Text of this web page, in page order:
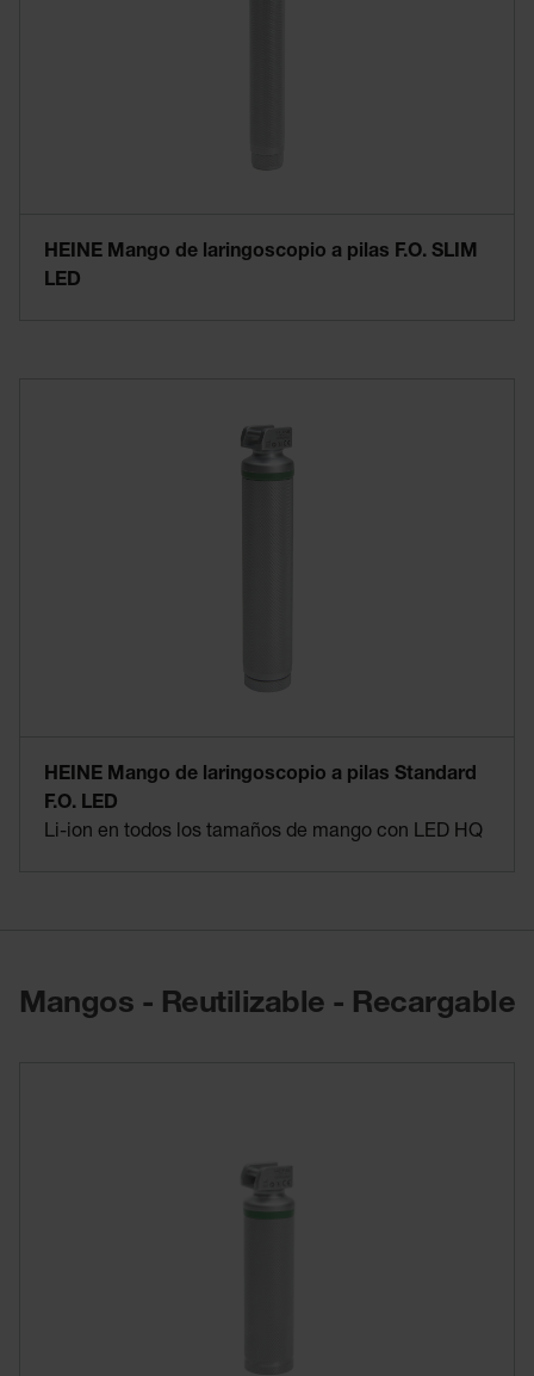
HEINE Mango de laringoscopio a pilas F.O. SLIM
LED
HEINE Mango de laringoscopio a pilas Standard
F.O. LED
Li-ion en todos los tamaños de mango con LED HQ
Mangos - Reutilizable - Recargable